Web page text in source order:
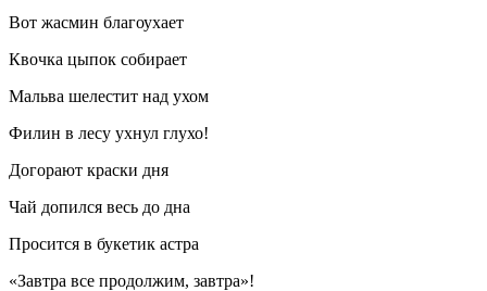
Вот жасмин благоухает
Квочка цыпок собирает
Мальва шелестит над ухом
Филин в лесу ухнул глухо!
Догорают краски дня
Чай допился весь до дна
Просится в букетик астра
«Завтра все продолжим, завтра»!